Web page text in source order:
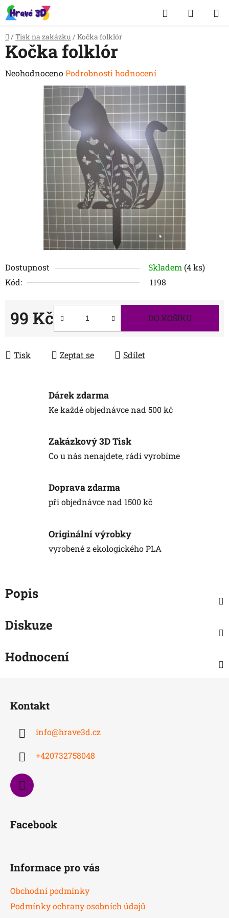
Přejít
na
obsah
Hledat
KOŠÍK
Domů
/ Tisk na zakázku / Kočka folklór
Dostupnost Skladem (4 ks)
Kód:
1198
99 Kč
Měrná cena:
DO KOŠÍKU
Tisk Zeptat se Sdílet
Kočka folklór
Průměrné
hodnocení
hvězdiček.
NeohodnocenoPodrobnosti hodnocení
Dárek zdarma
Ke každé objednávce nad 500 kč
Zakázkový 3D Tisk
Co u nás nenajdete, rádi vyrobíme
Doprava zdarma
při objednávce nad 1500 kč
Originální výrobky
vyrobené z ekologického PLA
Popis
Diskuze
Hodnocení
Kontakt
info@hrave3d.cz
+420732758048
Facebook
Informace pro vás
Obchodní podmínky
Podmínky ochrany osobních údajů